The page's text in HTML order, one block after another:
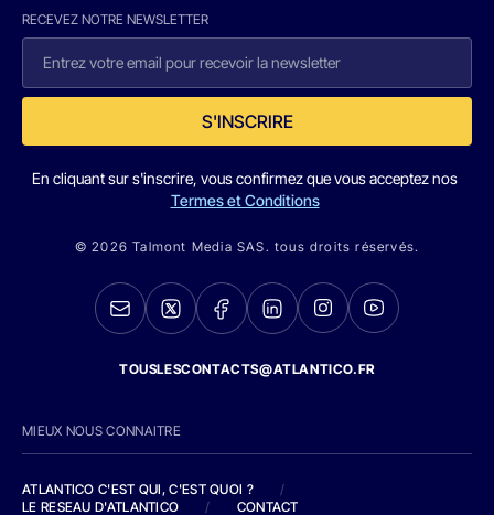
RECEVEZ NOTRE NEWSLETTER
S'INSCRIRE
En cliquant sur s'inscrire, vous confirmez que vous acceptez nos
Termes et Conditions
© 2026 Talmont Media SAS. tous droits réservés.
TOUSLESCONTACTS@ATLANTICO.FR
MIEUX NOUS CONNAITRE
ATLANTICO C'EST QUI, C'EST QUOI ?
/
LE RESEAU D'ATLANTICO
/ CONTACT